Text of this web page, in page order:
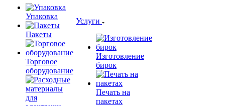
Упаковка
Пакеты
Торговое
оборудование
Услуги
Изготовление
бирок
Печать на
пакетах